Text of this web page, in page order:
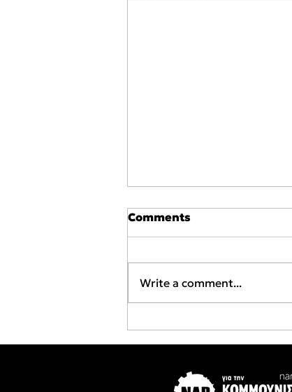
Πανελλαδική ημέρα
Παλαιστίνη
Comments
Write a comment...